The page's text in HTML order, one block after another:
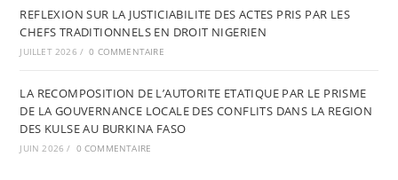
REFLEXION SUR LA JUSTICIABILITE DES ACTES PRIS PAR LES
CHEFS TRADITIONNELS EN DROIT NIGERIEN
JUILLET 2026 / 0 COMMENTAIRE
LA RECOMPOSITION DE L’AUTORITE ETATIQUE PAR LE PRISME
DE LA GOUVERNANCE LOCALE DES CONFLITS DANS LA REGION
DES KULSE AU BURKINA FASO
JUIN 2026 / 0 COMMENTAIRE